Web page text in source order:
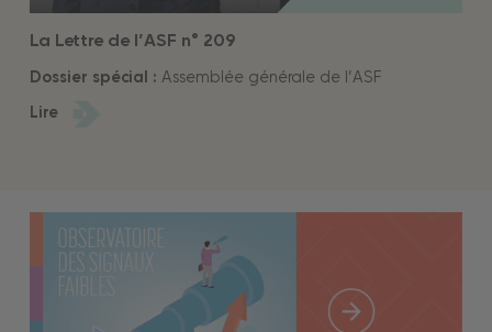
La Lettre de l’ASF n° 209
Dossier spécial : Assemblée générale de l’ASF
Lire